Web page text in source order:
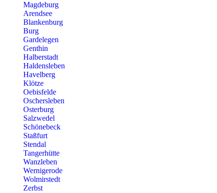
Magdeburg
Arendsee
Blankenburg
Burg
Gardelegen
Genthin
Halberstadt
Haldensleben
Havelberg
Klötze
Oebisfelde
Oschersleben
Osterburg
Salzwedel
Schönebeck
Staßfurt
Stendal
Tangerhütte
Wanzleben
Wernigerode
Wolmirstedt
Zerbst